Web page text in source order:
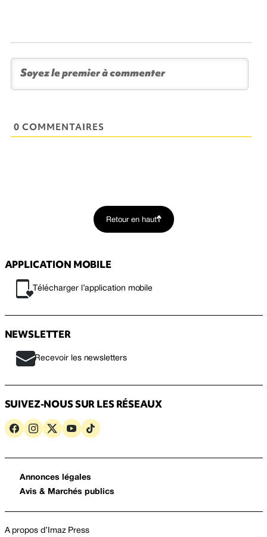
0 COMMENTAIRES
Retour en haut
APPLICATION MOBILE
Télécharger l’application mobile
NEWSLETTER
Recevoir les newsletters
SUIVEZ-NOUS SUR LES RÉSEAUX
Annonces légales
Avis & Marchés publics
A propos d’Imaz Press